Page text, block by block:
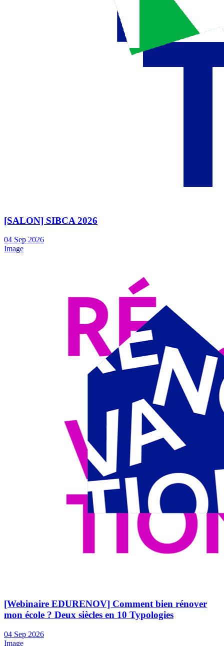
[SALON] SIBCA 2026
04 Sep 2026
Image
[Webinaire EDURENOV] Comment bien rénover
mon école ? Deux siècles en 10 Typologies
04 Sep 2026
Image